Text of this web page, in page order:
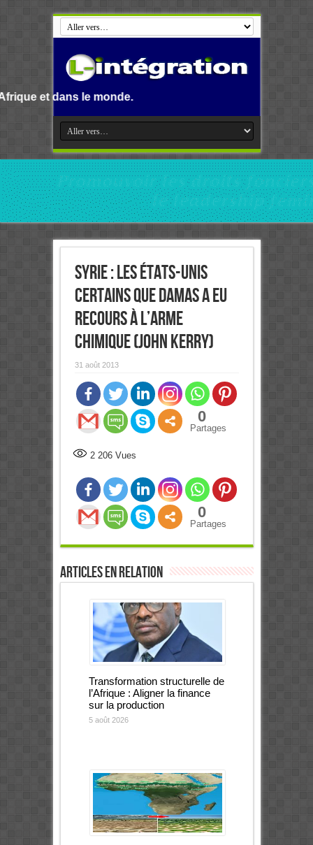
le monde.
SYRIE : Les États-Unis
certains que Damas a eu
recours à l’arme
chimique (John Kerry)
31 août 2013
0
Partages
2 206Vues
0
Partages
Articles en relation
Transformation structurelle de
l’Afrique : Aligner la finance
sur la production
5 août 2026